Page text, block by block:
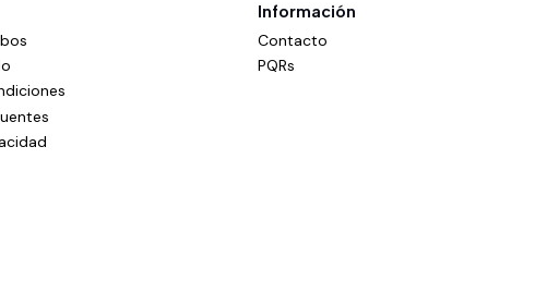
Información
Contacto
PQRs